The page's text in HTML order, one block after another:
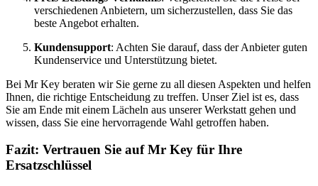
verschiedenen Anbietern, um sicherzustellen, dass Sie das
beste Angebot erhalten.
Kundensupport: Achten Sie darauf, dass der Anbieter guten
Kundenservice und Unterstützung bietet.
Bei Mr Key beraten wir Sie gerne zu all diesen Aspekten und helfen
Ihnen, die richtige Entscheidung zu treffen. Unser Ziel ist es, dass
Sie am Ende mit einem Lächeln aus unserer Werkstatt gehen und
wissen, dass Sie eine hervorragende Wahl getroffen haben.
Fazit: Vertrauen Sie auf Mr Key für Ihre
Ersatzschlüssel